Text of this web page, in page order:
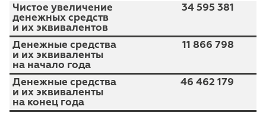
Чистое увеличение
денежных средств
и их эквивалентов
34 595 381
Денежные средства
и их эквиваленты
на начало года
11 866 798
Денежные средства
и их эквиваленты
на конец года
46 462 179